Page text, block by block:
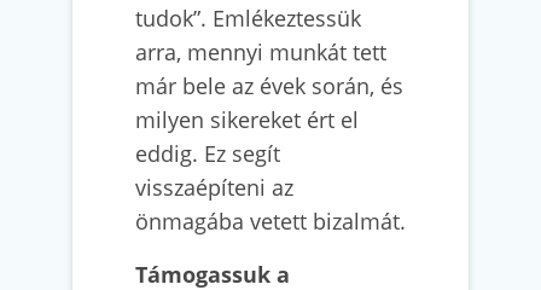
tudok”. Emlékeztessük
arra, mennyi munkát tett
már bele az évek során, és
milyen sikereket ért el
eddig. Ez segít
visszaépíteni az
önmagába vetett bizalmát.
Támogassuk a